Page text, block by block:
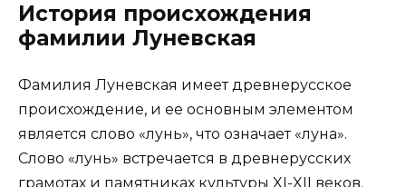
История происхождения
фамилии Луневская
Фамилия Луневская имеет древнерусское
происхождение, и ее основным элементом
является слово «лунь», что означает «луна».
Слово «лунь» встречается в древнерусских
грамотах и памятниках культуры XI-XII веков.